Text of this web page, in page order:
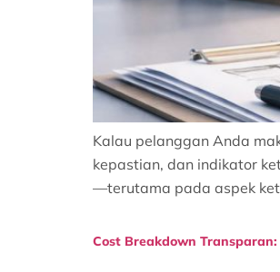
Kalau pelanggan Anda
kepastian, dan indikator
—terutama pada aspek
Cost Breakdown